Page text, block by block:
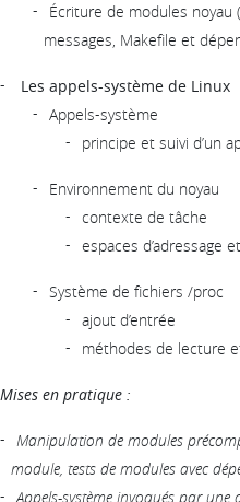
Écriture de modules noyau
messages, Makefile et
Les appels-système de Linux
Appels-système
principe et suivi d’un
Environnement du noyau
contexte de tâche
espaces d’adressage
Système de fichiers /proc
ajout d’entrée
méthodes de lecture
Mises en pratique :
Manipulation de modules
module, tests de modules avec
Appels-système invoqués par